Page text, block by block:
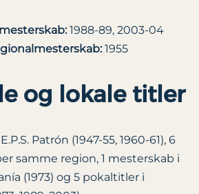
1988-89, 2003-04
1955
og lokale titler
Patrón (1947-55, 1960-61), 6
samme region, 1 mesterskab i
(1973) og 5 pokaltitler i